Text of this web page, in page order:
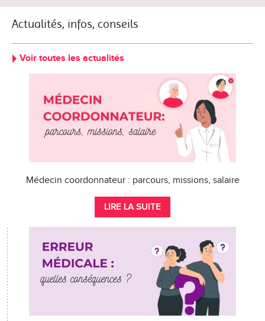
Actualités, infos, conseils
Voir toutes les actualités
Médecin coordonnateur : parcours, missions, salaire
LIRE LA SUITE